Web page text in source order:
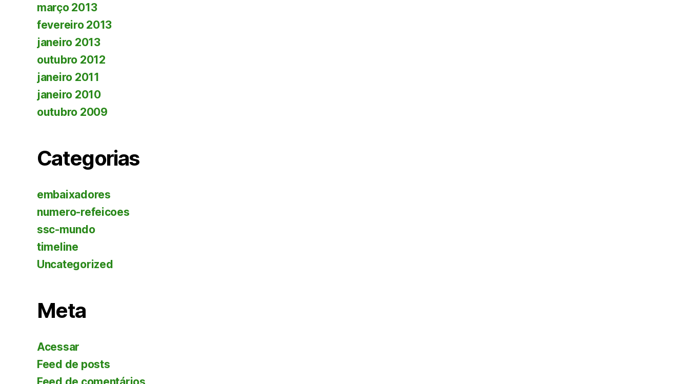
março 2013
fevereiro 2013
janeiro 2013
outubro 2012
janeiro 2011
janeiro 2010
outubro 2009
Categorias
embaixadores
numero-refeicoes
ssc-mundo
timeline
Uncategorized
Meta
Acessar
Feed de posts